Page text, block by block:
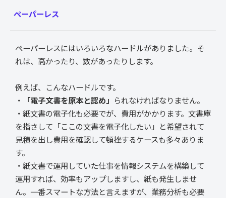
ペーパーレス
ペーパーレスにはいろいろなハードルがありました。そ
れは、高かったり、数があったりします。
例えば、こんなハードルです。
・
「電子文書を原本と認め」 られなければなりません。
・紙文書の電子化も必要でが、費用がかかります。文書庫
を指さして「ここの文書を電子化したい」と希望されて
見積を出し費用を確認して頓挫するケースも多々ありま
す。
・紙文書で運用していた仕事を情報システムを構築して
運用すれば、効率もアップしますし、紙も発生しませ
ん。一番スマートな方法と言えますが、業務分析も必要